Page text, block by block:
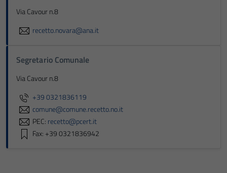
Via Cavour n.8
recetto.novara@ana.it
Segretario Comunale
Via Cavour n.8
+39 0321836119
comune@comune.recetto.no.it
PEC: recetto@pcert.it
Fax: +39 0321836942